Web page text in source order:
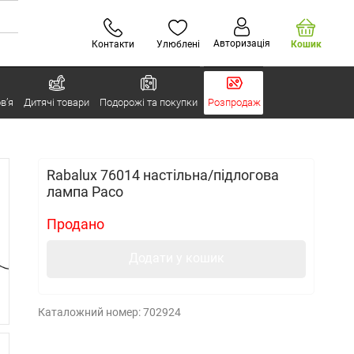
Контакти Улюблені Авторизація Кошик
Дитячі товари Подорожі та покупки Розпродаж
Rabalux 76014 настільна/підлогова
лампа Paco
Продано
Каталожний номер:702924